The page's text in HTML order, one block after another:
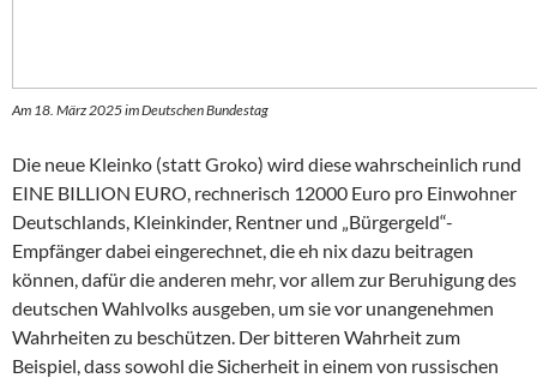
Am 18. März 2025 im Deutschen Bundestag
Die neue Kleinko (statt Groko) wird diese wahrscheinlich rund
EINE BILLION EURO, rechnerisch 12000 Euro pro Einwohner
Deutschlands, Kleinkinder, Rentner und „Bürgergeld“-
Empfänger dabei eingerechnet, die eh nix dazu beitragen
können, dafür die anderen mehr, vor allem zur Beruhigung des
deutschen Wahlvolks ausgeben, um sie vor unangenehmen
Wahrheiten zu beschützen. Der bitteren Wahrheit zum
Beispiel, dass sowohl die Sicherheit in einem von russischen